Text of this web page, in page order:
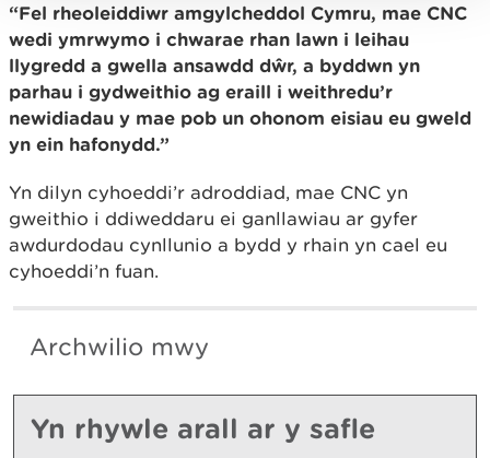
“Fel rheoleiddiwr amgylcheddol Cymru, mae CNC
wedi ymrwymo i chwarae rhan lawn i leihau
llygredd a gwella ansawdd dŵr, a byddwn yn
parhau i gydweithio ag eraill i weithredu’r
newidiadau y mae pob un ohonom eisiau eu gweld
yn ein hafonydd.”
Yn dilyn cyhoeddi’r adroddiad, mae CNC yn
gweithio i ddiweddaru ei ganllawiau ar gyfer
awdurdodau cynllunio a bydd y rhain yn cael eu
cyhoeddi’n fuan.
Archwilio mwy
Yn rhywle arall ar y safle